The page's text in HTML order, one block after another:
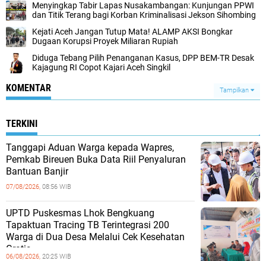
Menyingkap Tabir Lapas Nusakambangan: Kunjungan PPWI
dan Titik Terang bagi Korban Kriminalisasi Jekson Sihombing
Kejati Aceh Jangan Tutup Mata! ALAMP AKSI Bongkar
Dugaan Korupsi Proyek Miliaran Rupiah
Diduga Tebang Pilih Penanganan Kasus, DPP BEM-TR Desak
Kajagung RI Copot Kajari Aceh Singkil
KOMENTAR Tampilkan
TERKINI
Tanggapi Aduan Warga kepada Wapres,
Pemkab Bireuen Buka Data Riil Penyaluran
Bantuan Banjir
07/08/2026, 08:56 WIB
UPTD Puskesmas Lhok Bengkuang
Tapaktuan ‎Tracing TB Terintegrasi 200
Warga di Dua Desa Melalui Cek Kesehatan
Gratis
06/08/2026, 20:25 WIB